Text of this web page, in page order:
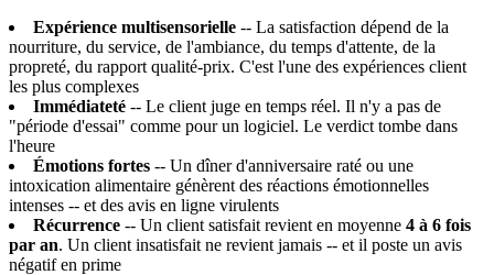
Expérience multisensorielle -- La satisfaction dépend de la
nourriture, du service, de l'ambiance, du temps d'attente, de la
propreté, du rapport qualité-prix. C'est l'une des expériences client
les plus complexes
Immédiateté -- Le client juge en temps réel. Il n'y a pas de
"période d'essai" comme pour un logiciel. Le verdict tombe dans
l'heure
Émotions fortes -- Un dîner d'anniversaire raté ou une
intoxication alimentaire génèrent des réactions émotionnelles
intenses -- et des avis en ligne virulents
Récurrence -- Un client satisfait revient en moyenne 4 à 6 fois
par an. Un client insatisfait ne revient jamais -- et il poste un avis
négatif en prime